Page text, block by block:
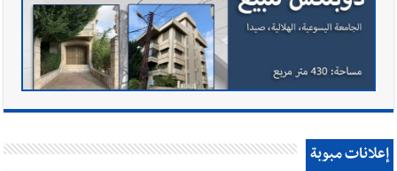
إعلانات مبوبة